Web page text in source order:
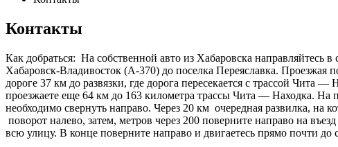
Контакты
Как добраться: На собственной авто из Хабаровска направляйтесь
Хабаровск-Владивосток (А-370) до поселка Переяславка. Проезжая
дороге 37 км до развязки, где дорога пересекается с трассой Чита
проезжаете еще 64 км до 163 километра трассы Чита — Находка. На
необходимо свернуть направо. Через 20 км очередная развилка, на
поворот налево, затем, метров через 200 поверните направо на
всю улицу. В конце поверните направо и двигаетесь прямо почти